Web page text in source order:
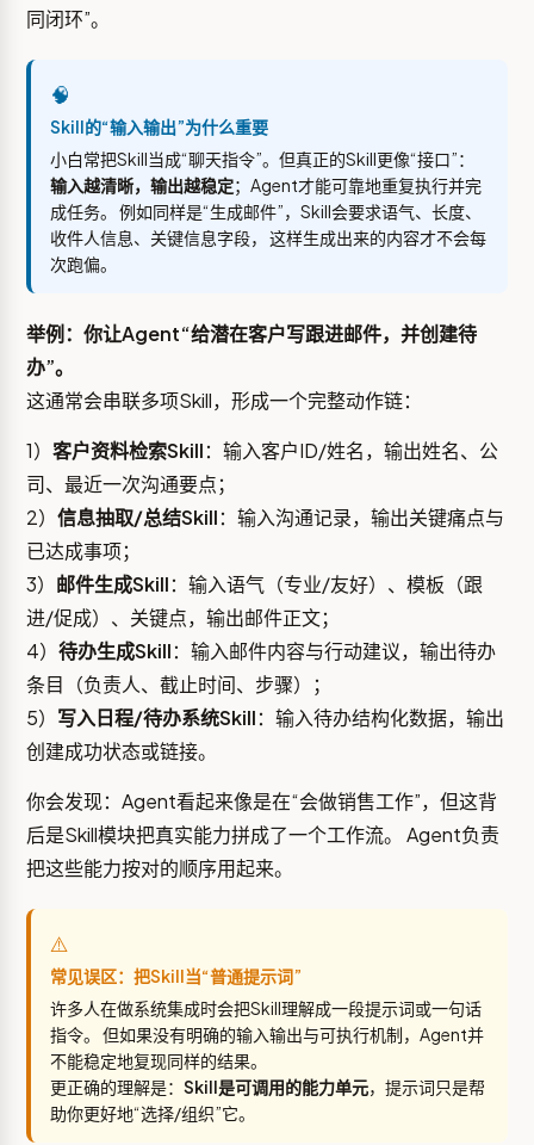
同闭环”。
🧠
Skill的“输入输出”为什么重要
小白常把Skill当成“聊天指令”。但真正的Skill更像“接口”：
输入越清晰，输出越稳定；Agent才能可靠地重复执行并完
成任务。 例如同样是“生成邮件”，Skill会要求语气、长度、
收件人信息、关键信息字段， 这样生成出来的内容才不会每
次跑偏。
举例：你让Agent“给潜在客户写跟进邮件，并创建待
办”。
这通常会串联多项Skill，形成一个完整动作链：
1） 客户资料检索Skill：输入客户ID/姓名，输出姓名、公
司、最近一次沟通要点；
2） 信息抽取/总结Skill：输入沟通记录，输出关键痛点与
已达成事项；
3） 邮件生成Skill：输入语气（专业/友好）、模板（跟
进/促成）、关键点，输出邮件正文；
4） 待办生成Skill：输入邮件内容与行动建议，输出待办
条目（负责人、截止时间、步骤）；
5） 写入日程/待办系统Skill：输入待办结构化数据，输出
创建成功状态或链接。
你会发现：Agent看起来像是在“会做销售工作”，但这背
后是Skill模块把真实能力拼成了一个工作流。 Agent负责
把这些能力按对的顺序用起来。
⚠️
常见误区：把Skill当“普通提示词”
许多人在做系统集成时会把Skill理解成一段提示词或一句话
指令。 但如果没有明确的输入输出与可执行机制，Agent并
不能稳定地复现同样的结果。
更正确的理解是： Skill是可调用的能力单元，提示词只是帮
助你更好地“选择/组织”它。